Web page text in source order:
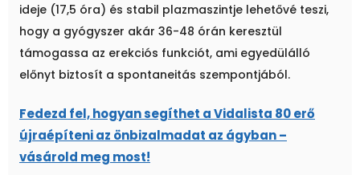
ideje (17,5 óra) és stabil plazmaszintje lehetővé teszi,
hogy a gyógyszer akár 36-48 órán keresztül
támogassa az erekciós funkciót, ami egyedülálló
előnyt biztosít a spontaneitás szempontjából.
Fedezd fel, hogyan segíthet a Vidalista 80 erő
újraépíteni az önbizalmadat az ágyban –
vásárold meg most!